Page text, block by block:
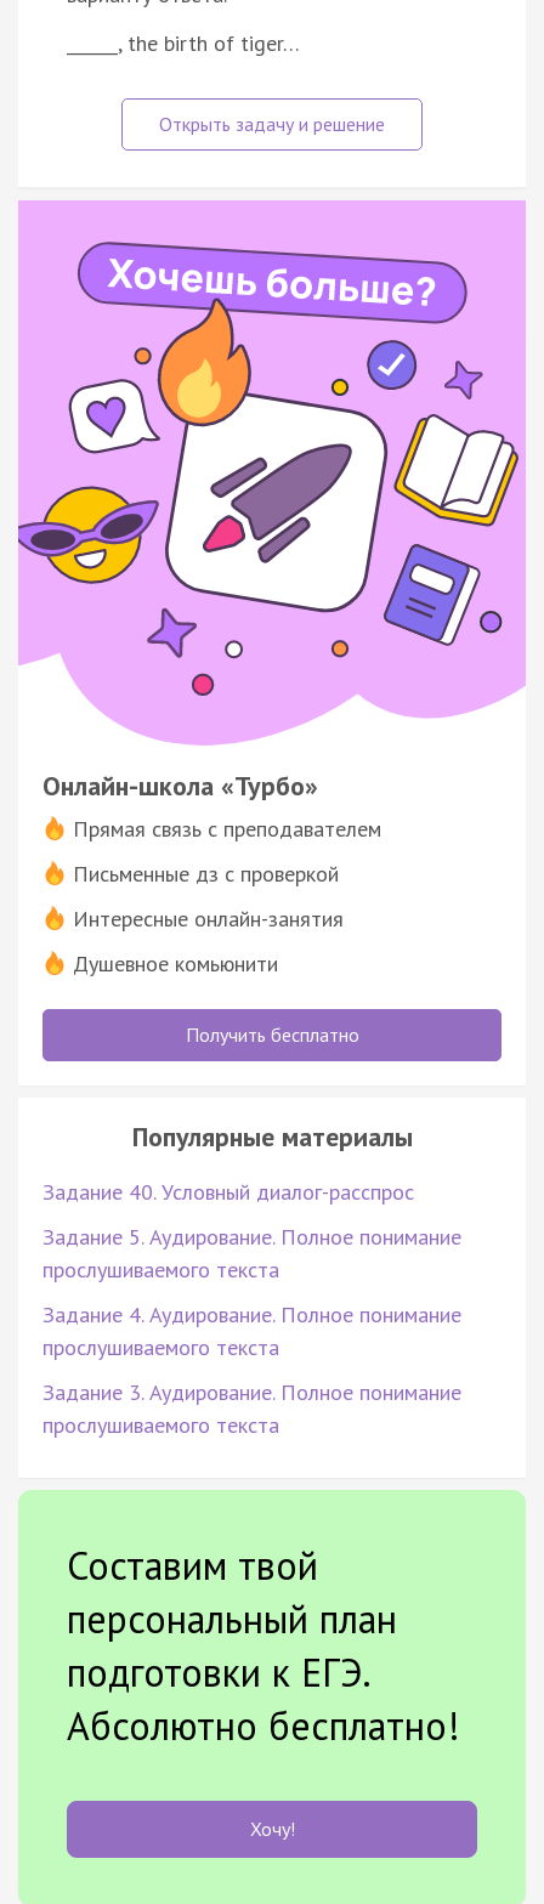
______, the birth of tiger…
Онлайн-школа «Турбо»
Прямая связь с преподавателем
Письменные дз с проверкой
Интересные онлайн-занятия
Душевное комьюнити
Получить бесплатно
Популярные материалы
Задание 40. Условный диалог-расспрос
Задание 5. Аудирование. Полное понимание
прослушиваемого текста
Задание 4. Аудирование. Полное понимание
прослушиваемого текста
Задание 3. Аудирование. Полное понимание
прослушиваемого текста
Составим твой
персональный план
подготовки к ЕГЭ.
Абсолютно бесплатно!
Хочу!